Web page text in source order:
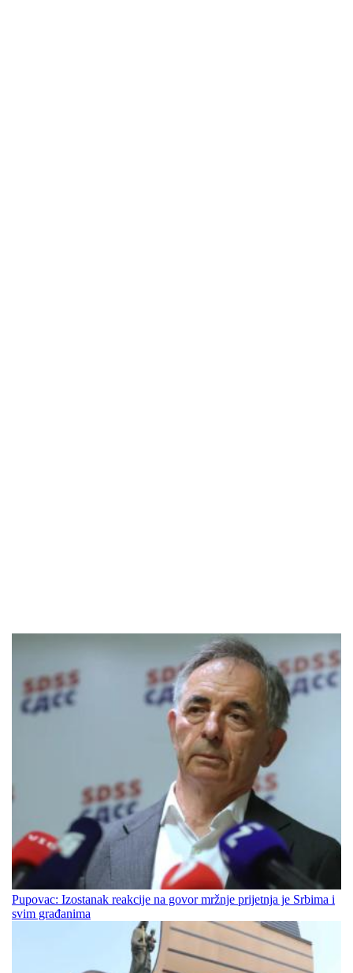
Pupovac: Izostanak reakcije na govor mržnje prijetnja je Srbima i
svim građanima